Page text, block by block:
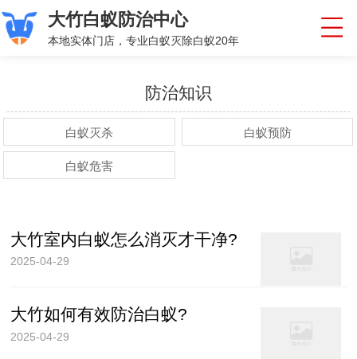
大竹白蚁防治中心
本地实体门店，专业白蚁灭除白蚁20年
防治知识
白蚁灭杀 白蚁预防
白蚁危害
大竹室内白蚁怎么消灭才干净?
2025-04-29
大竹如何有效防治白蚁?
2025-04-29